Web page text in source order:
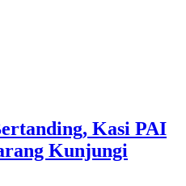
Kasi PAI
Kunjungi